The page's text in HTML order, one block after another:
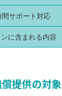
間サポート対応
に含まれる内容
提供の対象